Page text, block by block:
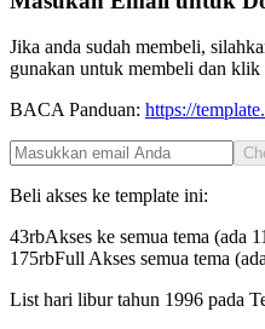
Jika anda sudah membeli,
gunakan untuk membeli dan klik
BACA Panduan: https://
Beli akses ke template ini:
43rbAkses ke semua tema (ada
175rbFull Akses semua tema
List hari libur tahun 1996 pada